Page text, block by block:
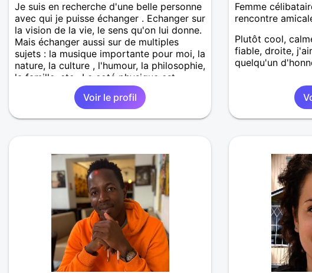
Je suis en recherche d'une belle personne
avec qui je puisse échanger . Echanger sur
la vision de la vie, le sens qu'on lui donne.
Mais échanger aussi sur de multiples
sujets : la musique importante pour moi, la
nature, la culture , l'humour, la philosophie,
la famille, etc.. Le coté physique est
primordial pour moi mais comme pour
tout le monde j'imagine : il faut qu'il y ait
une attirance réciproque et spontanée. Je
aux problèmes psys..), je ne veux pas me
compliquer la vie, je ne veux pas de
chantage à quoi que ce soit. Je veux le
respect de l'autre et de sa liberté, la
douceur, la tendresse, l'humour,
l'intelligence, le sens de ce qui est
important et de ce qui ne l'est pas. Je ne
cherche pas forcément à vivre à plein
temps avec cette belle âme. Donc, une
relation épisodique me conviendrait très
Voir le profil
Femme
rencontre
Plutôt cool,
fiable, droite,
quelqu'un